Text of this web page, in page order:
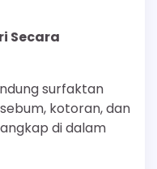
Secara
surfaktan
kotoran, dan
di dalam